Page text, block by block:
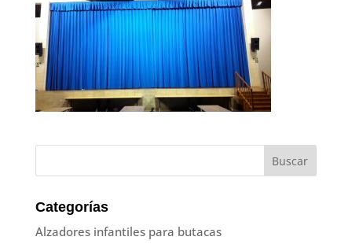
Categorías
Alzadores infantiles para butacas